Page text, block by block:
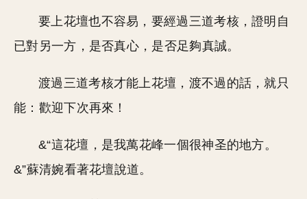
要上花壇也不容易，要經過三道考核，證明自
已對另一方，是否真心，是否足夠真誠。
渡過三道考核才能上花壇，渡不過的話，就只
能：歡迎下次再來！
&“這花壇，是我萬花峰一個很神圣的地方。
&”蘇清婉看著花壇說道。